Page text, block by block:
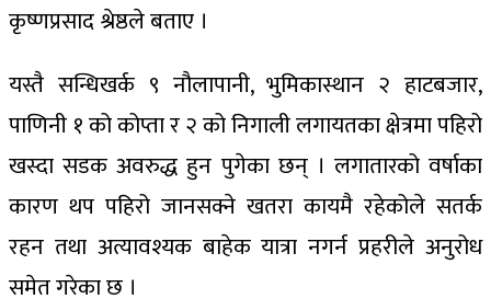
कृष्णप्रसाद श्रेष्ठले बताए ।
यस्तै सन्धिखर्क ९ नौलापानी, भुमिकास्थान २ हाटबजार,
पाणिनी १ को कोप्ता र २ को निगाली लगायतका क्षेत्रमा पहिरो
खस्दा सडक अवरुद्ध हुन पुगेका छन् । लगातारको वर्षाका
कारण थप पहिरो जानसक्ने खतरा कायमै रहेकोले सतर्क
रहन तथा अत्यावश्यक बाहेक यात्रा नगर्न प्रहरीले अनुरोध
समेत गरेका छ ।